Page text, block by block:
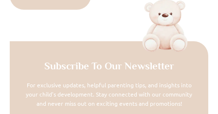
Subscribe To Our Newsletter
For exclusive updates, helpful parenting tips, and insights into
your child's development. Stay connected with our community
and never miss out on exciting events and promotions!